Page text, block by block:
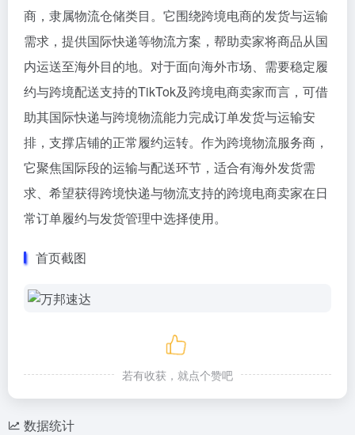
商，隶属物流仓储类目。它围绕跨境电商的发货与运输
需求，提供国际快递等物流方案，帮助卖家将商品从国
内运送至海外目的地。对于面向海外市场、需要稳定履
约与跨境配送支持的TikTok及跨境电商卖家而言，可借
助其国际快递与跨境物流能力完成订单发货与运输安
排，支撑店铺的正常履约运转。作为跨境物流服务商，
它聚焦国际段的运输与配送环节，适合有海外发货需
求、希望获得跨境快递与物流支持的跨境电商卖家在日
常订单履约与发货管理中选择使用。
首页截图
若有收获，就点个赞吧
数据统计